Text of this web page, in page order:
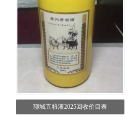
聊城五粮液2025回收价目表